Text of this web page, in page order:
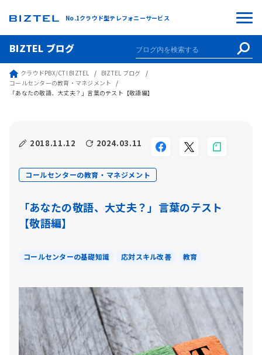
No.1クラウド型テレフォニーサービス
BIZTEL ブログ
クラウドPBX/CTI BIZTEL
BIZTEL ブログ
コールセンターの教育・マネジメント
「あなたの敬語、大丈夫？」言葉のテスト【敬語編】
2018.11.12 2024.03.11
コールセンターの教育・マネジメント
「あなたの敬語、大丈夫？」言葉のテスト
【敬語編】
コールセンターの基礎知識 応対スキル改善 教育